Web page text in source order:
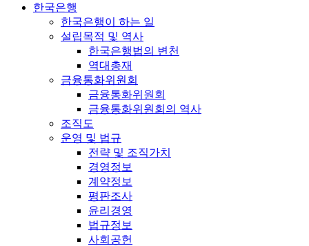
한국은행
한국은행이 하는 일
설립목적 및 역사
한국은행법의 변천
역대총재
금융통화위원회
금융통화위원회
금융통화위원회의 역사
조직도
운영 및 법규
전략 및 조직가치
경영정보
계약정보
평판조사
윤리경영
법규정보
사회공헌